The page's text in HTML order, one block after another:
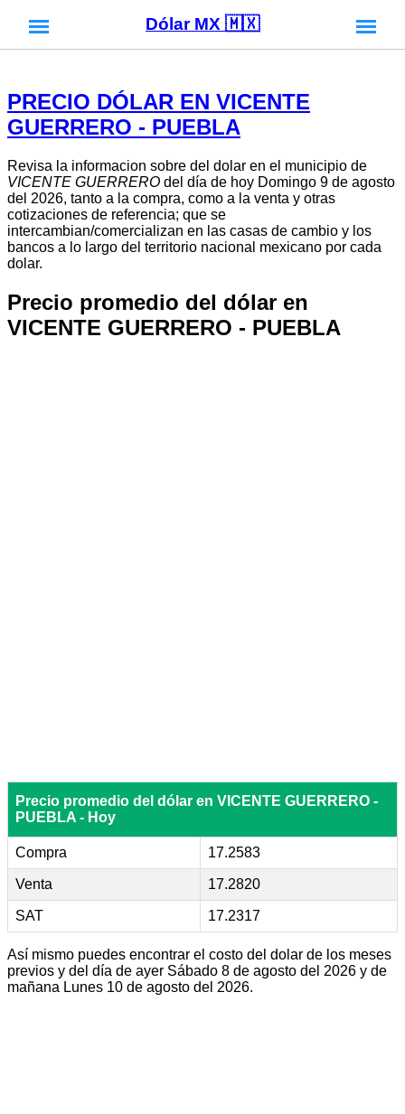
Dólar MX 🇲🇽
PRECIO DÓLAR EN VICENTE
GUERRERO - PUEBLA
Revisa la informacion sobre del dolar en el municipio de
VICENTE GUERRERO del día de hoy Domingo 9 de agosto
del 2026, tanto a la compra, como a la venta y otras
cotizaciones de referencia; que se
intercambian/comercializan en las casas de cambio y los
bancos a lo largo del territorio nacional mexicano por cada
dolar.
Precio promedio del dólar en
VICENTE GUERRERO - PUEBLA
Precio promedio del dólar en VICENTE GUERRERO -
PUEBLA - Hoy
Compra 17.2583
Venta 17.2820
SAT 17.2317
Así mismo puedes encontrar el costo del dolar de los meses
previos y del día de ayer Sábado 8 de agosto del 2026 y de
mañana Lunes 10 de agosto del 2026.